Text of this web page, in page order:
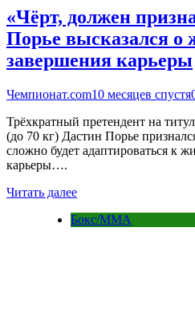
«Чёрт, должен
Порье высказался о
завершения карьеры
Чемпионат.com10 месяцев спустя
Трёхкратный претендент на
(до 70 кг) Дастин Порье
сложно будет адаптироваться к
карьеры….
Читать далее
Бокс/MMA